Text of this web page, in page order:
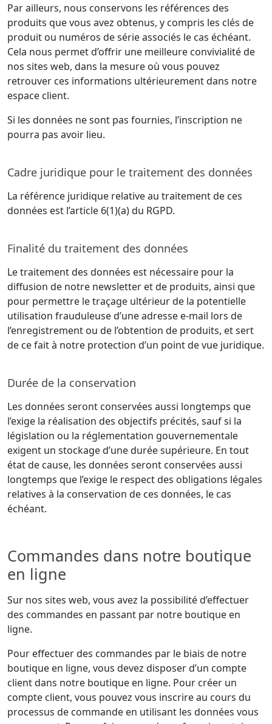
Par ailleurs, nous conservons les références des
produits que vous avez obtenus, y compris les clés de
produit ou numéros de série associés le cas échéant.
Cela nous permet d’offrir une meilleure convivialité de
nos sites web, dans la mesure où vous pouvez
retrouver ces informations ultérieurement dans notre
espace client.
Si les données ne sont pas fournies, l’inscription ne
pourra pas avoir lieu.
Cadre juridique pour le traitement des données
La référence juridique relative au traitement de ces
données est l’article 6(1)(a) du RGPD.
Finalité du traitement des données
Le traitement des données est nécessaire pour la
diffusion de notre newsletter et de produits, ainsi que
pour permettre le traçage ultérieur de la potentielle
utilisation frauduleuse d’une adresse e-mail lors de
l’enregistrement ou de l’obtention de produits, et sert
de ce fait à notre protection d’un point de vue juridique.
Durée de la conservation
Les données seront conservées aussi longtemps que
l’exige la réalisation des objectifs précités, sauf si la
législation ou la réglementation gouvernementale
exigent un stockage d’une durée supérieure. En tout
état de cause, les données seront conservées aussi
longtemps que l’exige le respect des obligations légales
relatives à la conservation de ces données, le cas
échéant.
Commandes dans notre boutique
en ligne
Sur nos sites web, vous avez la possibilité d’effectuer
des commandes en passant par notre boutique en
ligne.
Pour effectuer des commandes par le biais de notre
boutique en ligne, vous devez disposer d’un compte
client dans notre boutique en ligne. Pour créer un
compte client, vous pouvez vous inscrire au cours du
processus de commande en utilisant les données vous